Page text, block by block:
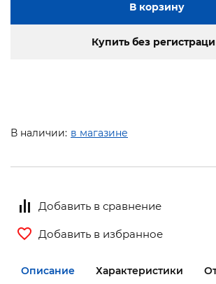
В корзину
Купить без
В наличии: в магазине
Добавить в сравнение
Добавить в избранное
Описание Характеристики